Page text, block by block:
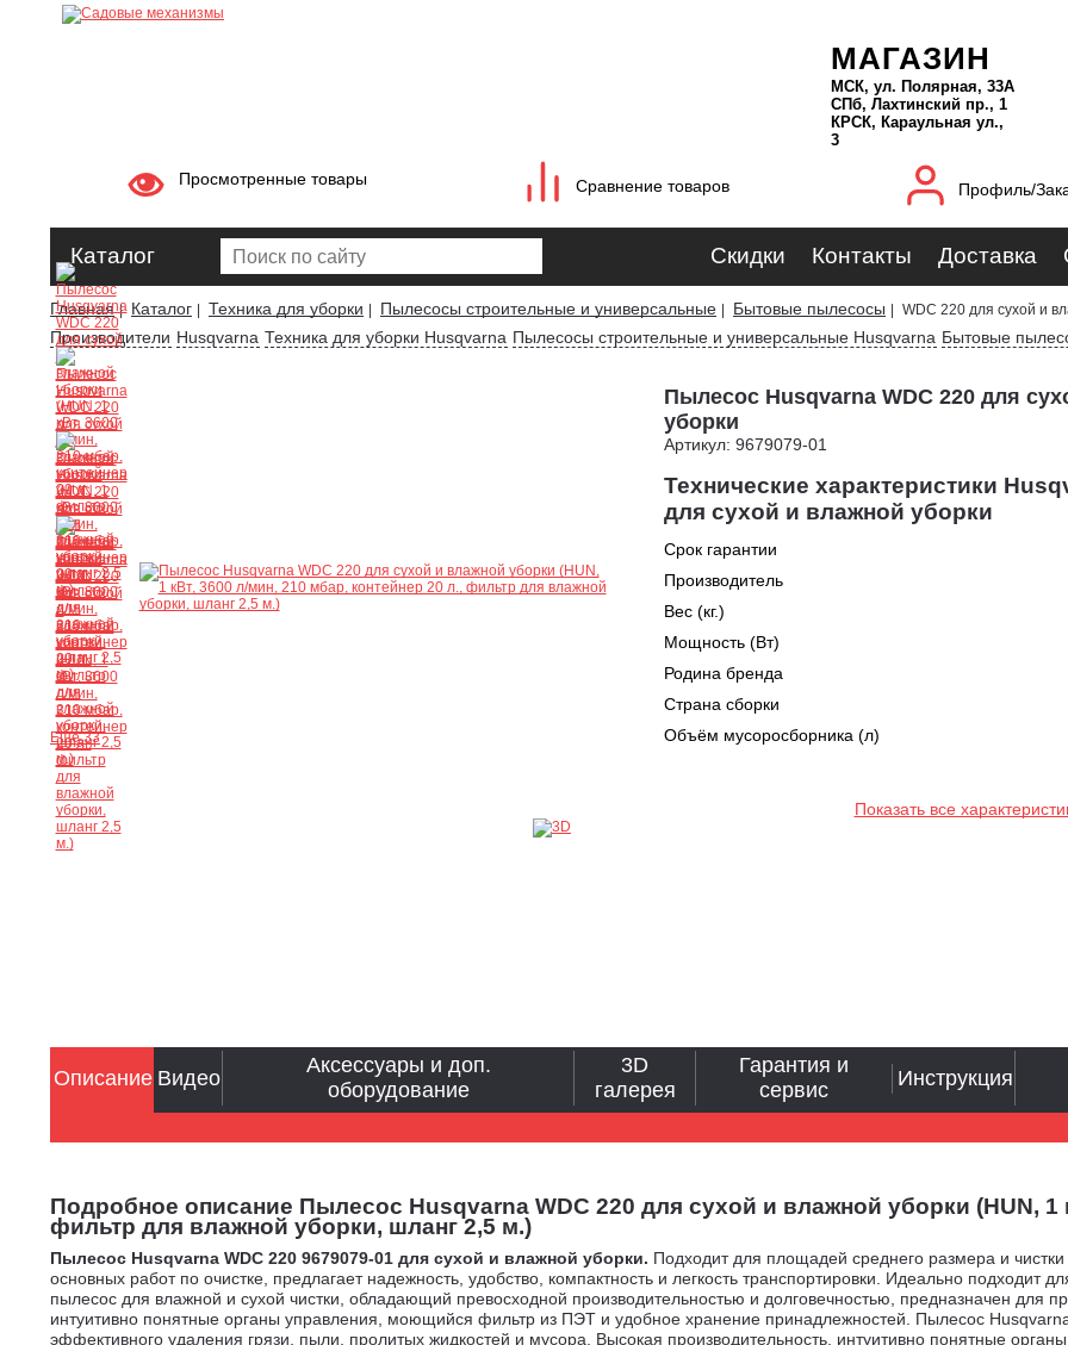
МАГАЗИН
МСК, ул. Полярная, 33А
СПб, Лахтинский пр., 1
КРСК, Караульная ул.,
3
Просмотренные товары Сравнение товаров Профиль/
Каталог Скидки Контакты Доставка
Главная| Каталог Техника для уборки Пылесосы строительные и универсальные Бытовые пылесосы WDC 220 для сухой и
Производители Husqvarna Техника для уборки Husqvarna Пылесосы строительные и универсальные Husqvarna Бытовые
Ещё 33
Пылесос Husqvarna WDC 220 для
уборки
Артикул: 9679079-01
Технические характеристики
для сухой и влажной уборки
Срок гарантии
Производитель
Вес (кг.)
Мощность (Вт)
Родина бренда
Страна сборки
Объём мусоросборника (л)
Показать все
Подробное описание Пылесос Husqvarna WDC 220 для сухой и влажной уборки (HUN, 1
фильтр для влажной уборки, шланг 2,5 м.)
Пылесос Husqvarna WDC 220 9679079-01 для сухой и влажной уборки. Подходит для площадей среднего размера и
основных работ по очистке, предлагает надежность, удобство, компактность и легкость транспортировки. Идеально подходит
пылесос для влажной и сухой чистки, обладающий превосходной производительностью и долговечностью, предназначен для
интуитивно понятные органы управления, моющийся фильтр из ПЭТ и удобное хранение принадлежностей. Пылесос
эффективного удаления грязи, пыли, пролитых жидкостей и мусора. Высокая производительность, интуитивно понятные
Описание Видео
Аксессуары и доп.
оборудование
3D
галерея
Гарантия и
сервис
Инструкция